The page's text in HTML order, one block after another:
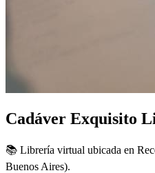
Cadáver Exquisito
📚 Librería virtual ubicada en
Buenos Aires).